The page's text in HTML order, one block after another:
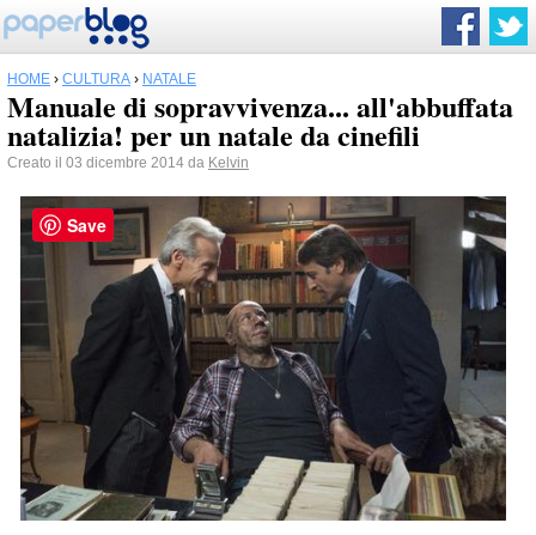
HOME › CULTURA › NATALE
Manuale di sopravvivenza... all'abbuffata
natalizia! per un natale da cinefili
Creato il 03 dicembre 2014 da Kelvin
Save